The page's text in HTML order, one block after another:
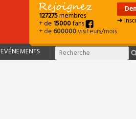
127275membres
+ de15000fans
+ de600000visiteurs/mois
➜
EVÉNEMENTS